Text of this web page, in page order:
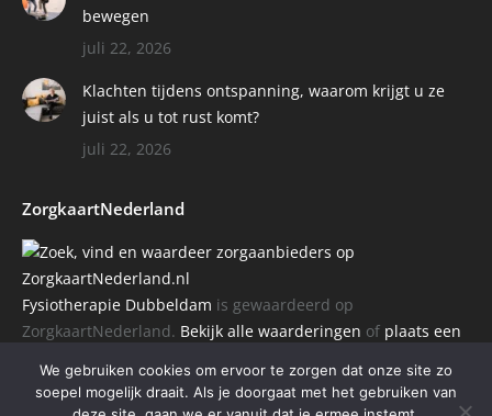
bewegen
juli 22, 2026
Klachten tijdens ontspanning, waarom krijgt u ze
juist als u tot rust komt?
juli 22, 2026
ZorgkaartNederland
Fysiotherapie Dubbeldam is gewaardeerd op
ZorgkaartNederland. Bekijk alle waarderingen of plaats een
We gebruiken cookies om ervoor te zorgen dat onze site zo
soepel mogelijk draait. Als je doorgaat met het gebruiken van